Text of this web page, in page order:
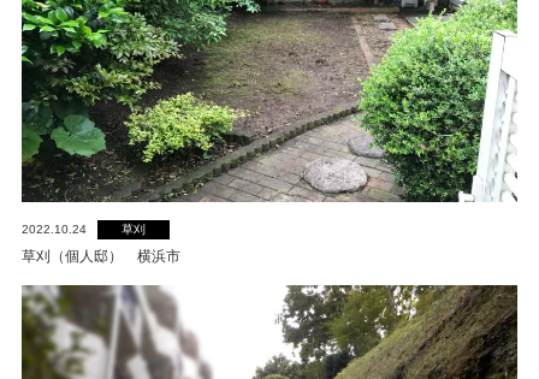
砂利敷き
防草シート敷き
伐採
剪定
抜根
草刈
蜂の巣駆除
2022.10.24 草刈
草刈（個人邸） 横浜市